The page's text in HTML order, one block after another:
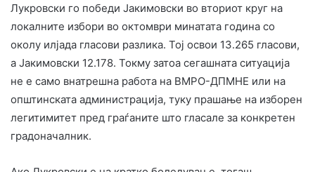
Лукровски го победи Јакимовски во вториот круг на
локалните избори во октомври минатата година со
околу илјада гласови разлика. Тој освои 13.265 гласови,
а Јакимовски 12.178. Токму затоа сегашната ситуација
не е само внатрешна работа на ВМРО-ДПМНЕ или на
општинската администрација, туку прашање на изборен
легитимитет пред граѓаните што гласале за конкретен
градоначалник.